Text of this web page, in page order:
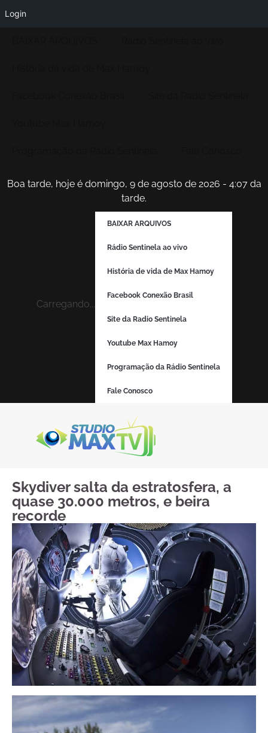
Boa tarde, hoje é domingo, 9 de agosto de 2026 - 4:07 da
tarde.
Carregando...
BAIXAR ARQUIVOS
Rádio Sentinela ao vivo
História de vida de Max Hamoy
Facebook Conexão Brasil
Site da Radio Sentinela
Youtube Max Hamoy
Programação da Rádio Sentinela
Fale Conosco
Skydiver salta da estratosfera, a
quase 30.000 metros, e beira
recorde
Login